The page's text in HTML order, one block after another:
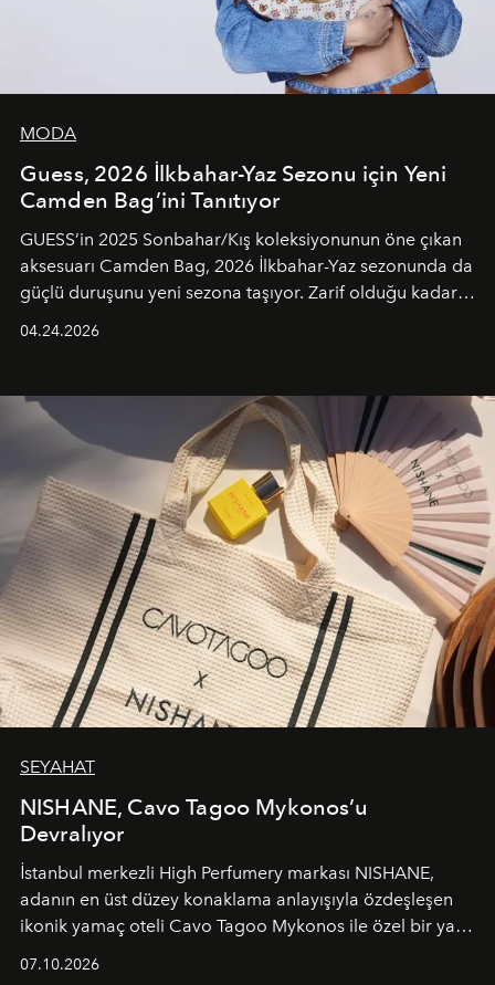
MODA
Guess, 2026 İlkbahar-Yaz Sezonu için Yeni
Camden Bag’ini Tanıtıyor
GUESS’in 2025 Sonbahar/Kış koleksiyonunun öne çıkan
aksesuarı Camden Bag, 2026 İlkbahar-Yaz sezonunda da
güçlü duruşunu yeni sezona taşıyor. Zarif olduğu kadar
04.24.2026
SEYAHAT
NISHANE, Cavo Tagoo Mykonos’u
Devralıyor
İstanbul merkezli High Perfumery markası NISHANE,
adanın en üst düzey konaklama anlayışıyla özdeşleşen
ikonik yamaç oteli Cavo Tagoo Mykonos ile özel bir yaz
07.10.2026